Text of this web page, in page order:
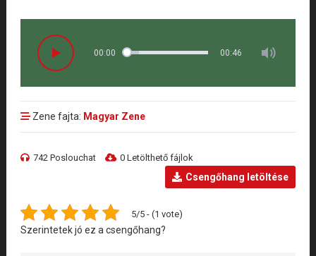
00:00 00:46
Zene fajta: Magyar Zene
742 Poslouchat 0 Letölthető fájlok
Csengőhang letöltése
5/5 - (1 vote)
Szerintetek jó ez a csengőhang?